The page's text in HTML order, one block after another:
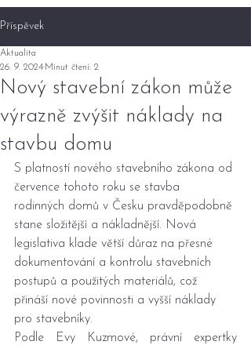
Příspěvek
Nový stavební zákon může
výrazně zvýšit náklady na
stavbu domu
Aktualita
26. 9. 2024 Minut čtení: 2
S platností nového stavebního zákona od
července tohoto roku se stavba
rodinných domů v Česku pravděpodobně
stane složitější a nákladnější. Nová
legislativa klade větší důraz na přesné
dokumentování a kontrolu stavebních
postupů a použitých materiálů, což
přináší nové povinnosti a vyšší náklady
pro stavebníky.
Podle Evy Kuzmové, právní expertky